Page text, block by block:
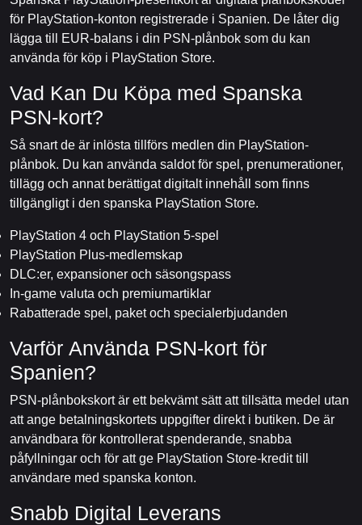
för PlayStation-konton registrerade i Spanien. De låter dig
lägga till EUR-balans i din PSN-plånbok som du kan
använda för köp i PlayStation Store.
Vad Kan Du Köpa med Spanska
PSN-kort?
Så snart de är inlösta tillförs medlen din PlayStation-
plånbok. Du kan använda saldot för spel, prenumerationer,
tillägg och annat berättigat digitalt innehåll som finns
tillgängligt i den spanska PlayStation Store.
PlayStation 4 och PlayStation 5-spel
PlayStation Plus-medlemskap
DLC:er, expansioner och säsongspass
In-game valuta och premiumartiklar
Rabatterade spel, paket och specialerbjudanden
Varför Använda PSN-kort för
Spanien?
PSN-plånbokskort är ett bekvämt sätt att tillsätta medel utan
att ange betalningskortets uppgifter direkt i butiken. De är
användbara för kontrollerat spenderande, snabba
påfyllningar och för att ge PlayStation Store-kredit till
användare med spanska konton.
Snabb Digital Leverans